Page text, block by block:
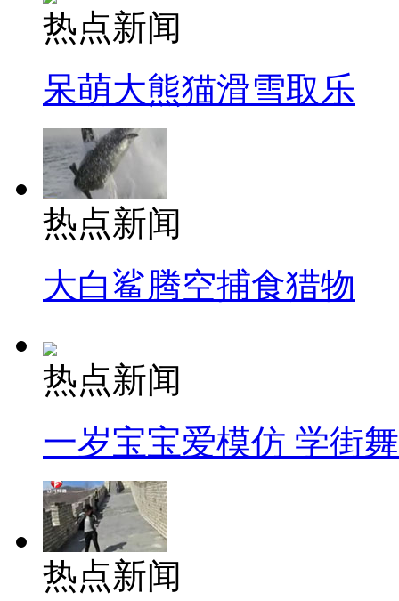
热点新闻
呆萌大熊猫滑雪取乐
热点新闻
大白鲨腾空捕食猎物
热点新闻
一岁宝宝爱模仿 学街
热点新闻